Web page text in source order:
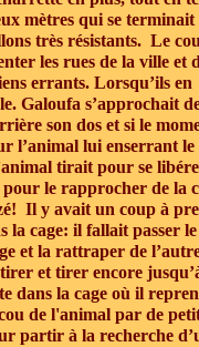
mètres qui se
très résistants. Le
les rues de la ville et
errants. Lorsqu’ils en
Galoufa s’approchait
son dos et si le
l’animal lui enserrant
tirait pour se
le rapprocher de la
Il y avait un coup à
cage: il fallait passer
et la rattraper de
et tirer encore
dans la cage où il
de l'animal par de
partir à la recherche